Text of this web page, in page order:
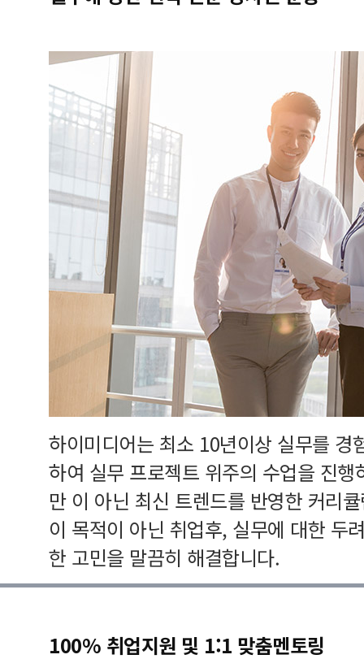
하이미디어는 최소 10년이상 실무를 경
하여 실무 프로젝트 위주의 수업을 진
만 이 아닌 최신 트렌드를 반영한 커리
이 목적이 아닌 취업후, 실무에 대한 두
한 고민을 말끔히 해결합니다.
100% 취업지원 및 1:1 맞춤멘토링